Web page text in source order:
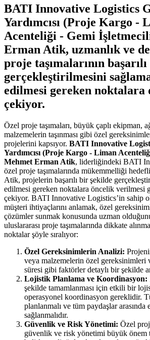
BATI Innovative Logistics
Yardımcısı (Proje Kargo -
Acenteliği - Gemi
Erman Atik, uzmanlık ve
proje taşımalarının
gerçekleştirilmesini
edilmesi gereken noktalara
çekiyor.
Özel proje taşımaları, büyük çaplı ekipman,
malzemelerin taşınması gibi özel
projelerini kapsıyor. BATI Innovative
Yardımcısı (Proje Kargo - Liman
Mehmet Erman Atik, liderliğindeki BATI
özel proje taşımalarında mükemmelliği
Atik, projelerin başarılı bir şekilde
edilmesi gereken noktalara öncelik verilmesi
çekiyor. BATI Innovative Logistics’in sahip
müşteri ihtiyaçlarını anlamak, özel
çözümler sunmak konusunda uzman
uluslararası proje taşımalarında dikkate
noktalar şöyle sıralıyor:
Özel Gereksinimlerin Analizi:
veya malzemelerin özel gereksinimleri
süresi gibi faktörler detaylı bir şekilde
Lojistik Planlama ve Koordinasyon:
şekilde tamamlanması için etkili bir
operasyonel koordinasyon gereklidir.
planlanmalı ve tüm paydaşlar
sağlanmalıdır.
Güvenlik ve Risk Yönetimi: Özel
güvenlik ve risk yönetimi büyük önem